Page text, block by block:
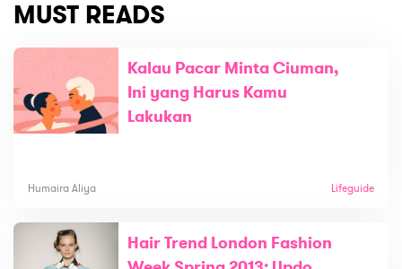
MUST READS
Kalau Pacar Minta Ciuman,
Ini yang Harus Kamu
Lakukan
Humaira Aliya Lifeguide
Hair Trend London Fashion